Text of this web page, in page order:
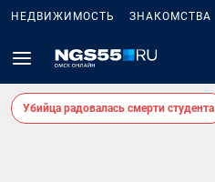
НЕДВИЖИМОСТЬ ЗНАКОМСТВА
Убийца радовалась смерти студента